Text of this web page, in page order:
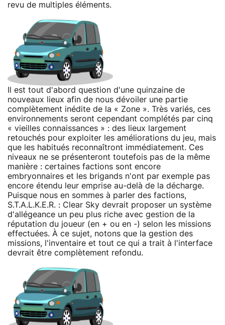
revu de multiples éléments.
Il est tout d'abord question d'une quinzaine de
nouveaux lieux afin de nous dévoiler une partie
complètement inédite de la « Zone ». Très variés, ces
environnements seront cependant complétés par cinq
« vieilles connaissances » : des lieux largement
retouchés pour exploiter les améliorations du jeu, mais
que les habitués reconnaîtront immédiatement. Ces
niveaux ne se présenteront toutefois pas de la même
manière : certaines factions sont encore
embryonnaires et les brigands n'ont par exemple pas
encore étendu leur emprise au-delà de la décharge.
Puisque nous en sommes à parler des factions,
S.T.A.L.K.E.R. : Clear Sky devrait proposer un système
d'allégeance un peu plus riche avec gestion de la
réputation du joueur (en + ou en -) selon les missions
effectuées. À ce sujet, notons que la gestion des
missions, l'inventaire et tout ce qui a trait à l'interface
devrait être complètement refondu.